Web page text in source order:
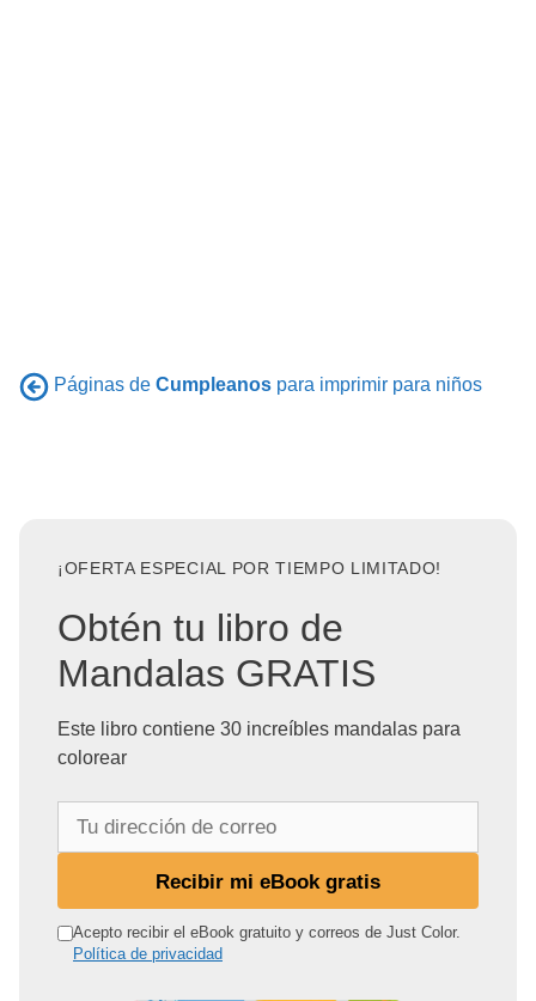
Páginas de Cumpleanos para imprimir para niños
¡OFERTA ESPECIAL POR TIEMPO LIMITADO!
Obtén tu libro de
Mandalas GRATIS
Este libro contiene 30 increíbles mandalas para
colorear
r
Recibir mi eBook gratis
Acepto recibir el eBook gratuito y correos de Just Color.
Política de privacidad